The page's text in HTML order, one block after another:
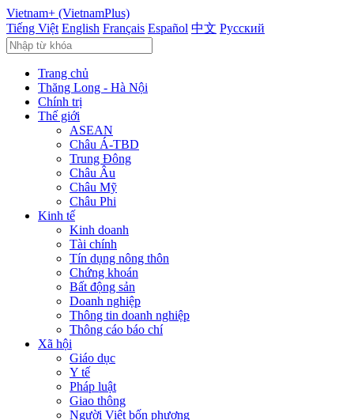
Vietnam+ (VietnamPlus)
Tiếng Việt English Français Español 中文 Русский
Trang chủ
Thăng Long - Hà Nội
Chính trị
Thế giới
ASEAN
Châu Á-TBD
Trung Đông
Châu Âu
Châu Mỹ
Châu Phi
Kinh tế
Kinh doanh
Tài chính
Tín dụng nông thôn
Chứng khoán
Bất động sản
Doanh nghiệp
Thông tin doanh nghiệp
Thông cáo báo chí
Xã hội
Giáo dục
Y tế
Pháp luật
Giao thông
Người Việt bốn phương